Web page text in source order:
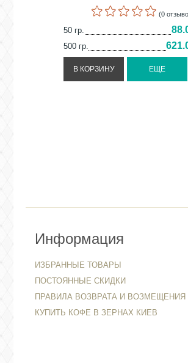
(0
50 гр.
500 гр.
Информация
ИЗБРАННЫЕ ТОВАРЫ
ПОСТОЯННЫЕ СКИДКИ
ПРАВИЛА ВОЗВРАТА И ВОЗМЕЩЕНИЯ
КУПИТЬ КОФЕ В ЗЕРНАХ КИЕВ